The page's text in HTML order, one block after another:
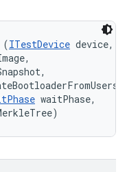
(ITestDevice device,
waitPhase,